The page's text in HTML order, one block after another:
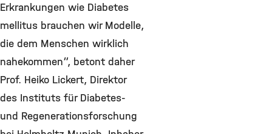
Erkrankungen wie Diabetes
mellitus brauchen wir Modelle,
die dem Menschen wirklich
nahekommen“, betont daher
Prof. Heiko Lickert, Direktor
des Instituts für Diabetes-
und Regenerationsforschung